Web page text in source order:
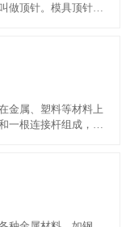
做顶针。模具顶针出
理：如果模具
金属、塑料等材料上
一根连接杆组成，连
据连接杆的不同，